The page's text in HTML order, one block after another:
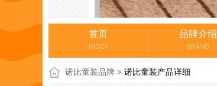
首页
INDEX
品牌介绍
BRAND
诺比童装品牌 > 诺比童装产品详细